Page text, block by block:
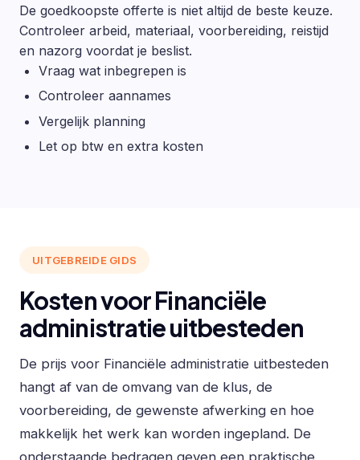
De goedkoopste offerte is niet altijd de beste keuze.
Controleer arbeid, materiaal, voorbereiding, reistijd
en nazorg voordat je beslist.
Vraag wat inbegrepen is
Controleer aannames
Vergelijk planning
Let op btw en extra kosten
UITGEBREIDE GIDS
Kosten voor Financiële
administratie uitbesteden
De prijs voor Financiële administratie uitbesteden
hangt af van de omvang van de klus, de
voorbereiding, de gewenste afwerking en hoe
makkelijk het werk kan worden ingepland. De
onderstaande bedragen geven een praktische